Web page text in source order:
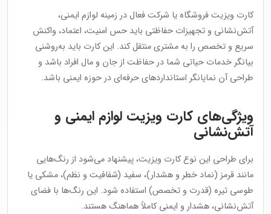
کارت ویزیت فروشگاه یا شرکت فعال در زمینه لوازم ایمنی،
آتش‌نشانی و تجهیزات حفاظتی باید حس امنیت، اعتماد، واکنش
سریع و تخصص را به مشتری منتقل کند. این کارت باید به‌روشنی
بیانگر خدمات حیاتی شما در حفاظت از جان و مال افراد باشد و
طراحی آن نمایانگر استانداردهای حرفه‌ای در حوزه ایمنی باشد.
ویژگی‌های کارت ویزیت لوازم ایمنی و
آتش‌نشانی
برای طراحی این نوع کارت ویزیت، پیشنهاد می‌شود از رنگ‌هایی
مانند قرمز (نماد خطر و هشدار)، سفید (شفافیت و نظم)، مشکی یا
طوسی تیره (قدرت و تخصص) استفاده شود. این رنگ‌ها با فضای
آتش‌نشانی، هشدار و ایمنی کاملاً هماهنگ هستند.